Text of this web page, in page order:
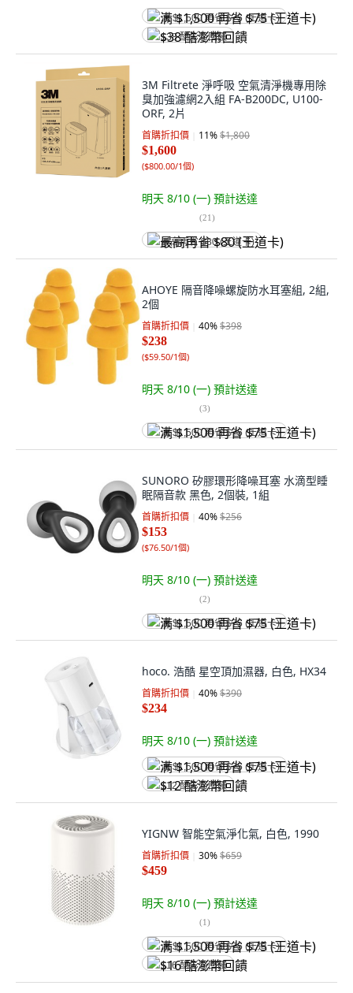
满 $1,500 再省 $75 (王道卡)
$38 酷澎幣回饋
3M Filtrete 淨呼吸 空氣清淨機專用除
臭加強濾網2入組 FA-B200DC, U100-
ORF, 2片
首購折扣價 11%$1,800
$1,600
($800.00/1個)
明天 8/10 (一) 預計送達
(21)
最高再省 $80 (王道卡)
AHOYE 隔音降噪螺旋防水耳塞組, 2組,
2個
首購折扣價 40%$398
$238
($59.50/1個)
明天 8/10 (一) 預計送達
(3)
满 $1,500 再省 $75 (王道卡)
SUNORO 矽膠環形降噪耳塞 水滴型睡
眠隔音款 黑色, 2個裝, 1組
首購折扣價 40%$256
$153
($76.50/1個)
明天 8/10 (一) 預計送達
(2)
满 $1,500 再省 $75 (王道卡)
hoco. 浩酷 星空頂加濕器, 白色, HX34
首購折扣價 40%$390
$234
明天 8/10 (一) 預計送達
满 $1,500 再省 $75 (王道卡)
$12 酷澎幣回饋
YIGNW 智能空氣淨化氣, 白色, 1990
首購折扣價 30%$659
$459
明天 8/10 (一) 預計送達
(1)
满 $1,500 再省 $75 (王道卡)
$16 酷澎幣回饋